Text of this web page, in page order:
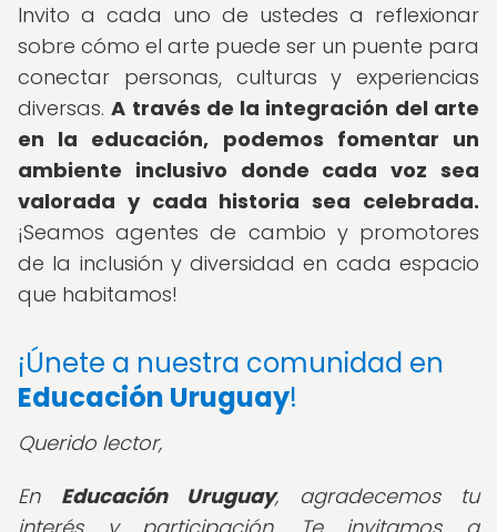
Invito a cada uno de ustedes a reflexionar
sobre cómo el arte puede ser un puente para
conectar personas, culturas y experiencias
diversas.A través de la integración del arte
en la educación, podemos fomentar un
ambiente inclusivo donde cada voz sea
valorada y cada historia sea celebrada.
¡Seamos agentes de cambio y promotores
de la inclusión y diversidad en cada espacio
que habitamos!
¡Únete a nuestra comunidad en
Educación Uruguay!
Querido lector,
En Educación Uruguay, agradecemos tu